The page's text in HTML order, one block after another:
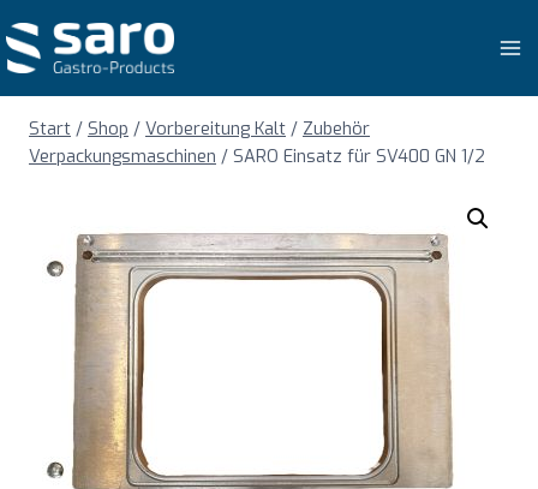
Inhalt
springen
Start / Shop / Vorbereitung Kalt / Zubehör
Verpackungsmaschinen / SARO Einsatz für SV400 GN 1/2